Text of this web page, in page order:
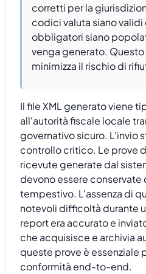
corretti per la
codici valuta siano
obbligatori siano
venga generato.
minimizza il rischio di
Il file XML generato viene
all'autorità fiscale locale
governativo sicuro. L'invio
controllo critico. Le prove
ricevute generate dal
devono essere
tempestivo. L'assenza di
notevoli difficoltà durante
report era accurato e
che acquisisce e archivia
queste prove è essenziale
conformità end-to-end.